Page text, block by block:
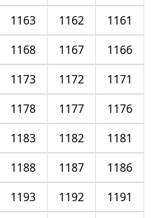
1161
1162
1163
1166
1167
1168
1171
1172
1173
1176
1177
1178
1181
1182
1183
1186
1187
1188
1191
1192
1193